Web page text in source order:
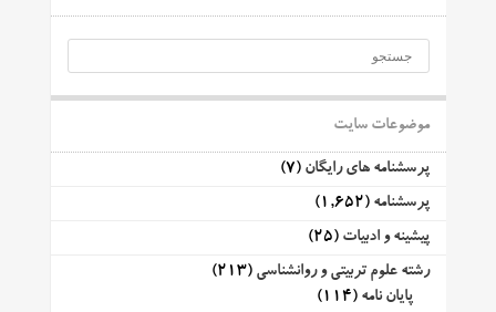
موضوعات سایت
پرسشنامه های رایگان (7)
پرسشنامه (1,652)
پیشینه و ادبیات (25)
رشته علوم تربیتی و روانشناسی (213)
پایان نامه (114)